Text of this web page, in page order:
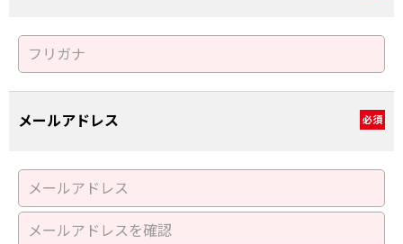
メールアドレス 必須